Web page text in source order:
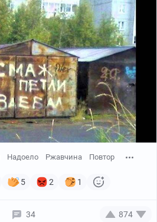
Надоело Ржавчина Повтор
5 2 1
34 874